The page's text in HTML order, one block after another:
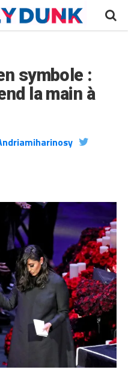
symbole :
la main à